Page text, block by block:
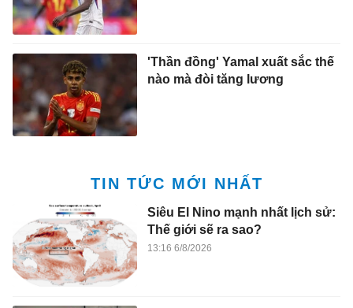
'Thần đồng' Yamal xuất sắc thế
nào mà đòi tăng lương
TIN TỨC MỚI NHẤT
Siêu El Nino mạnh nhất lịch sử:
Thế giới sẽ ra sao?
13:16 6/8/2026